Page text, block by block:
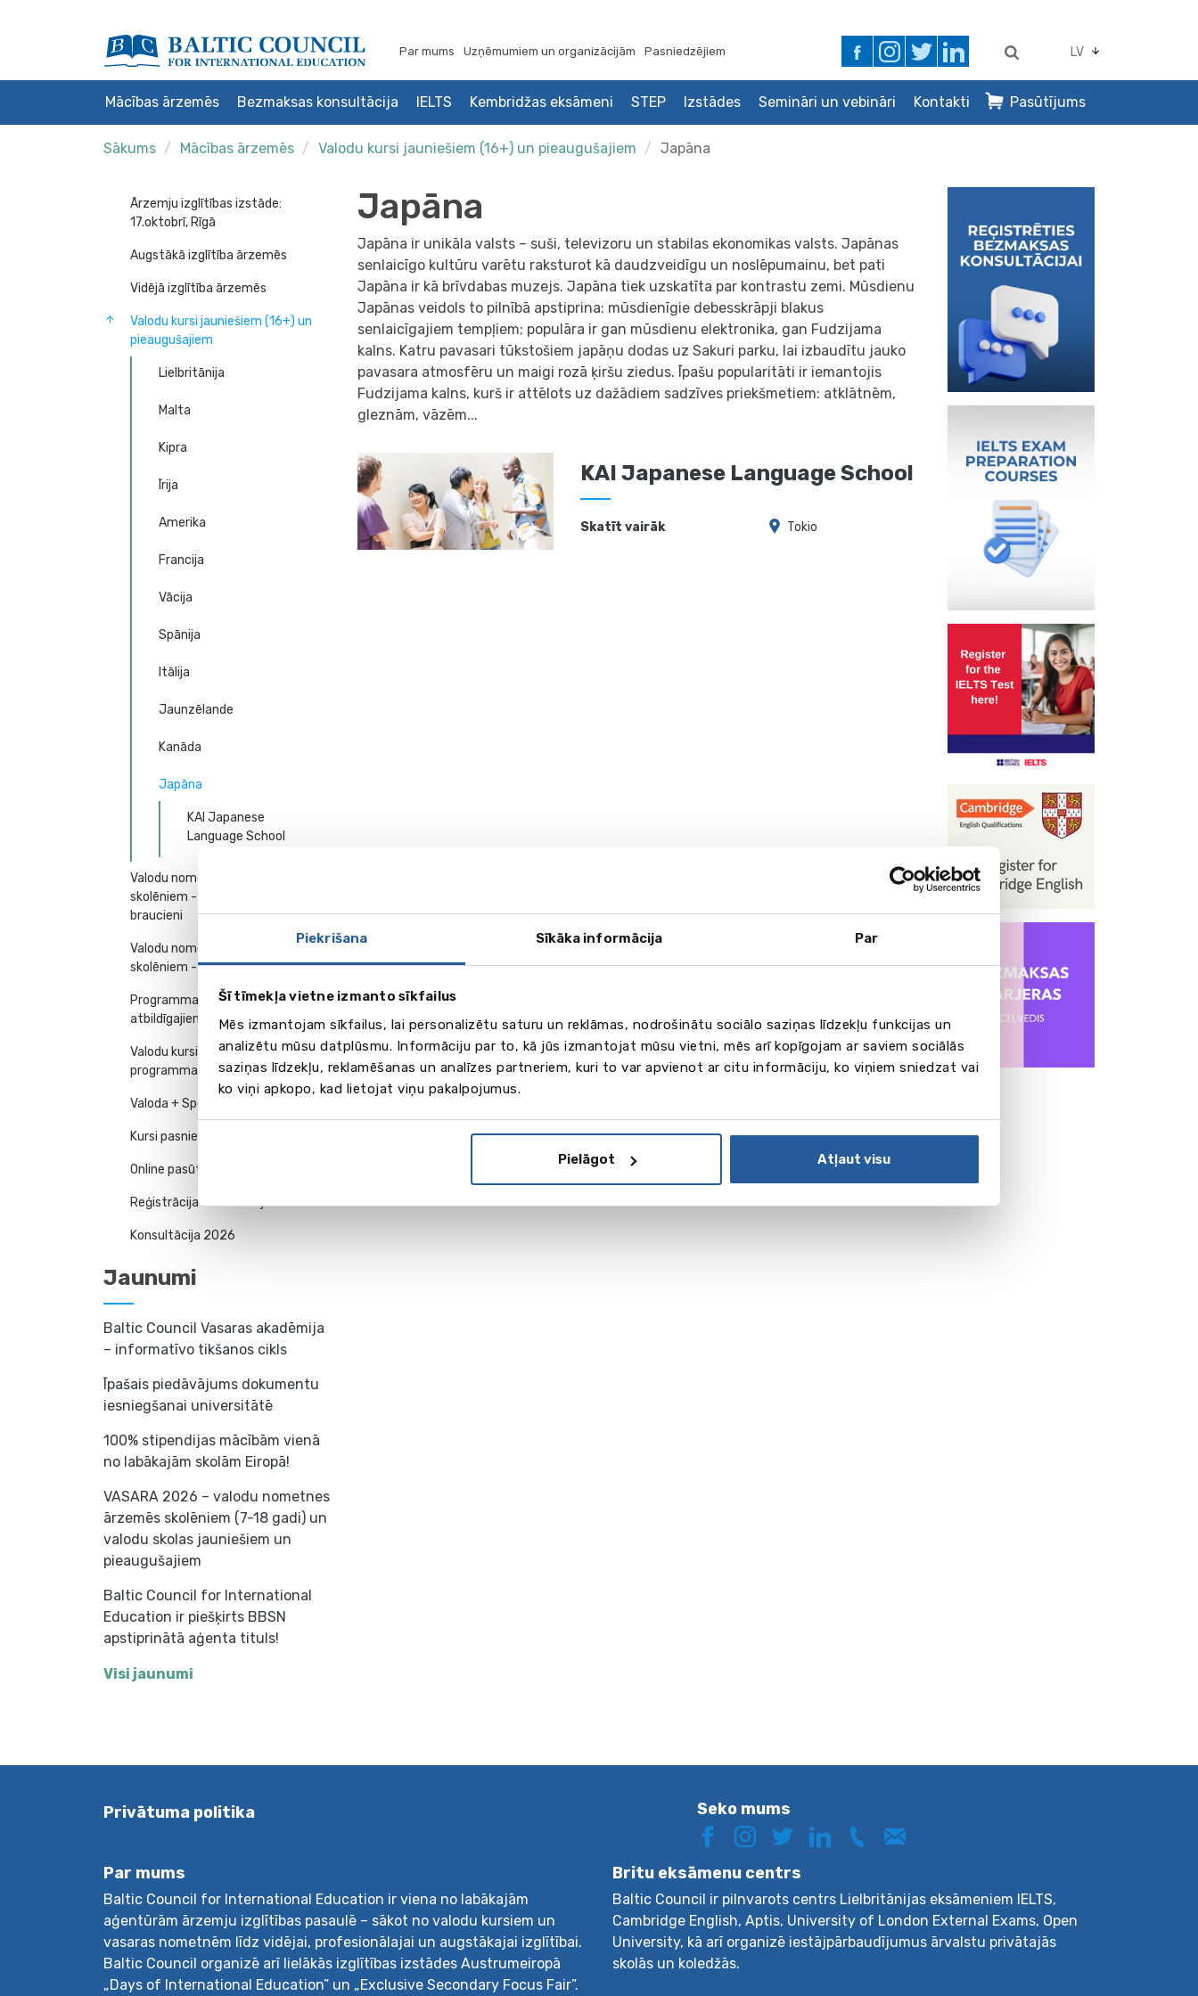
Piekrišana Sīkāka informācija Par
Šī tīmekļa vietne izmanto sīkfailus
Mēs izmantojam sīkfailus, lai personalizētu saturu un reklāmas, nodrošinātu sociālo saziņas līdzekļu funkcijas un
analizētu mūsu datplūsmu. Informāciju par to, kā jūs izmantojat mūsu vietni, mēs arī kopīgojam ar saviem sociālās
saziņas līdzekļu, reklamēšanas un analīzes partneriem, kuri to var apvienot ar citu informāciju, ko viņiem sniedzat vai
ko viņi apkopo, kad lietojat viņu pakalpojumus.
Pielāgot Atļaut visu
Par mums Uzņēmumiem un organizācijām Pasniedzējiem LV
Mācības ārzemēs Bezmaksas konsultācija IELTS Kembridžas eksāmeni STEP Izstādes Semināri un vebināri Kontakti Pasūtījums
Sākums Mācības ārzemēs Valodu kursi jauniešiem (16+) un pieaugušajiem Japāna
Ārzemju izglītības izstāde:
17.oktobrī, Rīgā
Augstākā izglītība ārzemēs
Vidējā izglītība ārzemēs
Valodu kursi jauniešiem (16+) un
pieaugušajiem
Lielbritānija
Malta
Kipra
Īrija
Amerika
Francija
Vācija
Spānija
Itālija
Jaunzēlande
Kanāda
Japāna
KAI Japanese
Language School
Valodu nometnes, kursi 7-18 g.v.
skolēniem - individuālie
braucieni
Valodu nometnes, kursi 7-18 g.v.
skolēniem - grupu braucieni
Programmas vadītājiem un
atbildīgajiem darbiniekiem
Valodu kursi - ģimenes
programmas
Valoda + Sports
Kursi pasniedzēja mājās
Online pasūtījums
Reģistrācija konsultācijai
Konsultācija 2026
Jaunumi
Baltic Council Vasaras akadēmija
– informatīvo tikšanos cikls
Īpašais piedāvājums dokumentu
iesniegšanai universitātē
100% stipendijas mācībām vienā
no labākajām skolām Eiropā!
VASARA 2026 – valodu nometnes
ārzemēs skolēniem (7-18 gadi) un
valodu skolas jauniešiem un
pieaugušajiem
Baltic Council for International
Education ir piešķirts BBSN
apstiprinātā aģenta tituls!
Visi jaunumi
Japāna
Japāna ir unikāla valsts – suši, televizoru un stabilas ekonomikas valsts. Japānas
senlaicīgo kultūru varētu raksturot kā daudzveidīgu un noslēpumainu, bet pati
Japāna ir kā brīvdabas muzejs. Japāna tiek uzskatīta par kontrastu zemi. Mūsdienu
Japānas veidols to pilnībā apstiprina: mūsdienīgie debesskrāpji blakus
senlaicīgajiem tempļiem; populāra ir gan mūsdienu elektronika, gan Fudzijama
kalns. Katru pavasari tūkstošiem japāņu dodas uz Sakuri parku, lai izbaudītu jauko
pavasara atmosfēru un maigi rozā ķiršu ziedus. Īpašu popularitāti ir iemantojis
Fudzijama kalns, kurš ir attēlots uz dažādiem sadzīves priekšmetiem: atklātnēm,
gleznām, vāzēm...
KAI Japanese Language School
Skatīt vairāk Tokio
Privātuma politika Seko mums
Par mums
Baltic Council for International Education ir viena no labākajām
aģentūrām ārzemju izglītības pasaulē – sākot no valodu kursiem un
vasaras nometnēm līdz vidējai, profesionālajai un augstākajai izglītībai.
Baltic Council organizē arī lielākās izglītības izstādes Austrumeiropā
„Days of International Education” un „Exclusive Secondary Focus Fair”.
Britu eksāmenu centrs
Baltic Council ir pilnvarots centrs Lielbritānijas eksāmeniem IELTS,
Cambridge English, Aptis, University of London External Exams, Open
University, kā arī organizē iestājpārbaudījumus ārvalstu privātajās
skolās un koledžās.